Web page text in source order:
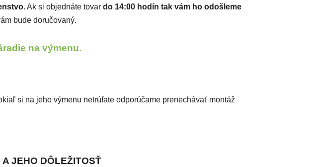
. Ak si objednáte tovar do 14:00 hodín tak vám ho odošleme
bude doručovaný.
na výmenu.
si na jeho výmenu netrúfate odporúčame prenechávať montáž
JEHO DÔLEŽITOSŤ